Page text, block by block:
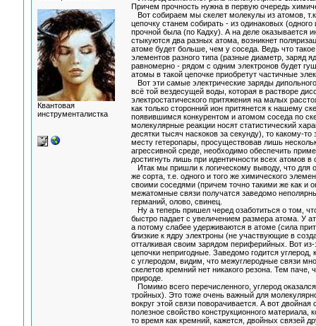
Квантовая
инструменталистка
Причем прочность нужна в первую очередь
Вот собираем мы скелет молекулы из атомов,
цепочку станем собирать - из одинаковых
прочной была (по Кадху). А на деле оказывается
стыкуются два разных атома, возникнет
атоме будет больше, чем у соседа. Ведь что
элементов разного типа (разные диаметр, заряд
равномерно - рядом с одним электронов будет
атомы в такой цепочке приобретут частичные
Вот эти самые электрические заряды
всё той вездесущей воды, которая в растворе
электростатического притяжения на малых
как только сторонний ион притянется к нашему
появившимся конкурентом и атомом соседа по
молекулярные реакции носят статистический
десятки тысяч наскоков за секунду), то какому-
месту гетеропары, просуществовав лишь
агрессивной среде, необходимо обеспечить
достигнуть лишь при идентичности всех атомов в
Итак мы пришли к логическому выводу, что для
же сорта, т.е. одного и того же химического
своими соседями (причем точно такими же как и
межатомные связи получатся заведомо
германий, олово, свинец.
Ну а теперь пришел черед озаботиться о том,
быстро падает с увеличением размера атома. У
а потому слабее удерживаются в атоме (сила
близкие к ядру электроны (не участвующие в
отталкивая своим зарядом периферийных. Вот
цепочки непригодные. Заведомо годится
с углеродом, видим, что межуглеродные связи
скелетов кремний нет никакого резона. Тем
природе.
Помимо всего перечисленного, углерод
тройных). Это тоже очень важный для
вокруг этой связи поворачивается. А вот
полезное свойство конструкционного
то время как кремний, кажется, двойных связей